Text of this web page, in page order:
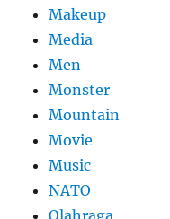
Makeup
Media
Men
Monster
Mountain
Movie
Music
NATO